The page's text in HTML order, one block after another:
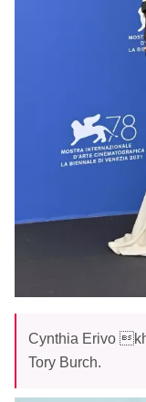
Cynthia Erivo
Tory Burch.